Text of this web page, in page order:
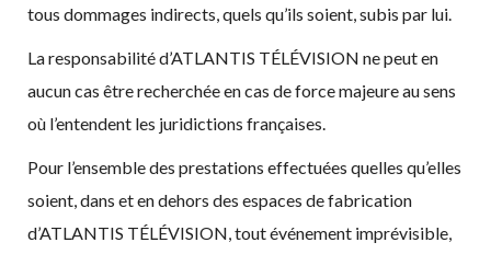
tous dommages indirects, quels qu’ils soient, subis par lui.
La responsabilité d’ATLANTIS TÉLÉVISION ne peut en
aucun cas être recherchée en cas de force majeure au sens
où l’entendent les juridictions françaises.
Pour l’ensemble des prestations effectuées quelles qu’elles
soient, dans et en dehors des espaces de fabrication
d’ATLANTIS TÉLÉVISION, tout événement imprévisible,